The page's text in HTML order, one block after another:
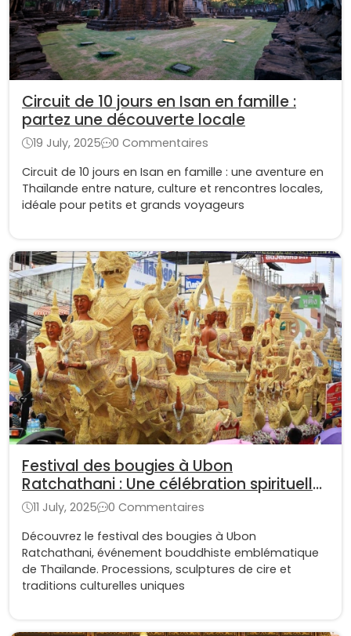
Circuit de 10 jours en Isan en famille :
partez une découverte locale
19 July, 2025
0 Commentaires
Circuit de 10 jours en Isan en famille : une aventure en
Thaïlande entre nature, culture et rencontres locales,
idéale pour petits et grands voyageurs
Festival des bougies à Ubon
Ratchathani : Une célébration spirituelle
et culturelle en Thailande
11 July, 2025
0 Commentaires
Découvrez le festival des bougies à Ubon
Ratchathani, événement bouddhiste emblématique
de Thaïlande. Processions, sculptures de cire et
traditions culturelles uniques